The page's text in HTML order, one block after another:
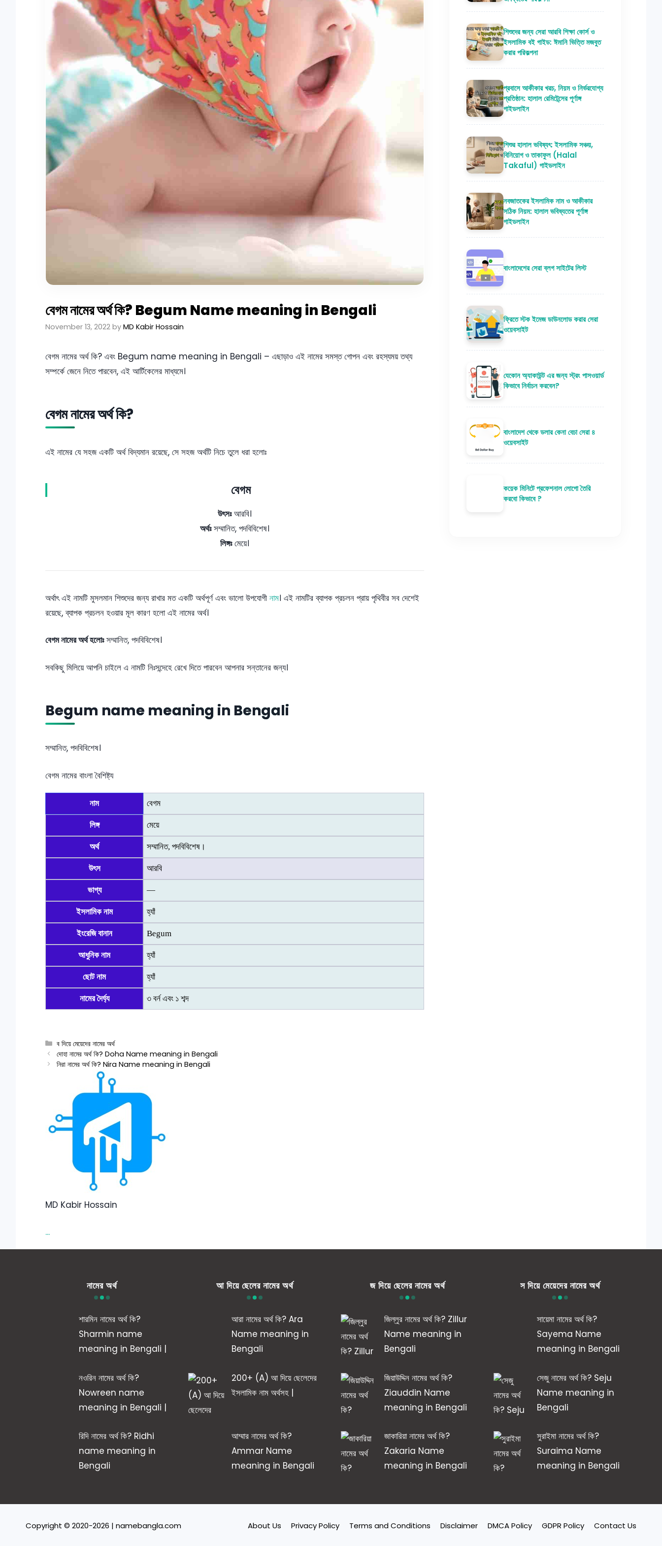
বেগম নামের অর্থ কি? Begum Name meaning in Bengali
November 13, 2022 by MD Kabir Hossain
বেগম নামের অর্থ কি? এবং Begum name meaning in Bengali – এছাড়াও এই নামের সমস্ত গোপন এবং রহস্যময় তথ্য
সম্পর্কে জেনে নিতে পারবেন, এই আর্টিকেলের মাধ্যমে।
বেগম নামের অর্থ কি?
এই নামের যে সহজ একটি অর্থ বিদ্যমান রয়েছে, সে সহজ অর্থটি নিচে তুলে ধরা হলোঃ
বেগম
উৎসঃআরবি।
অর্থঃসম্মানিত, পদবিবিশেষ।
লিঙ্গঃমেয়ে।
অর্থাৎ এই নামটি মুসলমান শিশুদের জন্য রাখার মত একটি অর্থপূর্ণ এবং ভালো উপযোগী নাম। এই নামটির ব্যাপক প্রচলন প্রায় পৃথিবীর সব দেশেই
রয়েছে, ব্যাপক প্রচলন হওয়ার মূল কারণ হলো এই নামের অর্থ।
বেগম নামের অর্থ হলোঃসম্মানিত, পদবিবিশেষ।
সবকিছু মিলিয়ে আপনি চাইলে এ নামটি নিঃসন্দেহে রেখে দিতে পারবেন আপনার সন্তানের জন্য।
Begum name meaning in Bengali
সম্মানিত, পদবিবিশেষ।
বেগম নামের বাংলা বৈশিষ্ট্য
নাম বেগম
লিঙ্গ মেয়ে
অর্থ সম্মানিত, পদবিবিশেষ।
উৎস আরবি
ভাগ্য —
ইসলামিক নাম হ্যাঁ
ইংরেজি বানান Begum
আধুনিক নাম হ্যাঁ
ছোট নাম হ্যাঁ
নামের দৈর্ঘ্য ৩ বর্ন এবং ১ শব্দ
Categories
ব দিয়ে মেয়েদের নামের অর্থ
দোহা নামের অর্থ কি? Doha Name meaning in Bengali
নিরা নামের অর্থ কি? Nira Name meaning in Bengali
MD Kabir Hossain
...
শিশুদের জন্য সেরা আরবি শিক্ষা কোর্স ও
ইসলামিক বই গাইড: ঈমানি ভিত্তি মজবুত
করার পরিকল্পনা
প্রবাসে আকীকার খরচ, নিয়ম ও নির্ভরযোগ্য
প্রতিষ্ঠান: হালাল রেমিটেন্সের পূর্ণাঙ্গ
গাইডলাইন
শিশুর হালাল ভবিষ্যৎ: ইসলামিক সঞ্চয়,
বিনিয়োগ ও তাকাফুল (Halal
Takaful) গাইডলাইন
নবজাতকের ইসলামিক নাম ও আকীকার
সঠিক নিয়ম: হালাল ভবিষ্যতের পূর্ণাঙ্গ
গাইডলাইন
বাংলাদেশের সেরা ব্লগ সাইটের লিস্ট
ফ্রিতে স্টক ইমেজ ডাউনলোড করার সেরা
ওয়েবসাইট
যেকোন অ্যাকাউন্ট এর জন্য স্ট্রং পাসওয়ার্ড
কিভাবে নির্বাচন করবেন?
বাংলাদেশ থেকে ডলার কেনা বেচা সেরা ৪
ওয়েবসাইট
কয়েক মিনিটে প্রফেশনাল লোগো তৈরি
করবো কিভাবে ?
নামের অর্থ
শারমিন নামের অর্থ কি?
Sharmin name
meaning in Bengali |
নওরিন নামের অর্থ কি?
Nowreen name
meaning in Bengali |
রিদি নামের অর্থ কি? Ridhi
name meaning in
Bengali
আ দিয়ে ছেলের নামের অর্থ
আরা নামের অর্থ কি? Ara
Name meaning in
Bengali
200+ (A) আ দিয়ে ছেলেদের
ইসলামিক নাম অর্থসহ |
আম্মার নামের অর্থ কি?
Ammar Name
meaning in Bengali
জ দিয়ে ছেলের নামের অর্থ
জিল্লুর নামের অর্থ কি? Zillur
Name meaning in
Bengali
জিয়াউদ্দিন নামের অর্থ কি?
Ziauddin Name
meaning in Bengali
জাকারিয়া নামের অর্থ কি?
Zakaria Name
meaning in Bengali
স দিয়ে মেয়েদের নামের অর্থ
সায়েমা নামের অর্থ কি?
Sayema Name
meaning in Bengali
সেজু নামের অর্থ কি? Seju
Name meaning in
Bengali
সুরাইমা নামের অর্থ কি?
Suraima Name
meaning in Bengali
About Us Privacy Policy Terms and Conditions Disclaimer DMCA Policy GDPR Policy Contact Us
Copyright © 2020-2026 | namebangla.com